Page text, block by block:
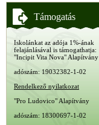
Támogatás
Iskolánkat az adója 1%-ának
felajánlásával is támogathatja:
"Incipit Vita Nova" Alapítvány
adószám: 19032382-1-02
Rendelkező nyilatkozat
"Pro Ludovico" Alapítvány
adószám: 18300697-1-02